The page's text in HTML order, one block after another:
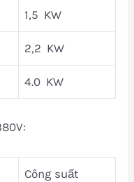
1,5 KW
2,2 KW
4.0 KW
Công suất